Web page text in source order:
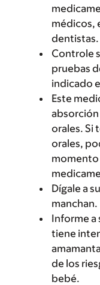
médicos,
dentistas.
Controle
pruebas
indicado
Este
orales. Si
orales,
momento
Dígale a
manchan.
Informe a
tiene
de los
bebé.